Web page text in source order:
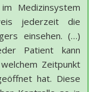
Medizinsystem
jederzeit die
einsehen. (…)
Patient kann
Zeitpunkt
hat. Diese